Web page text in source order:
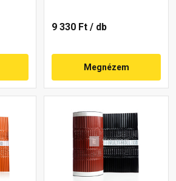
9 330 Ft / db
Megnézem